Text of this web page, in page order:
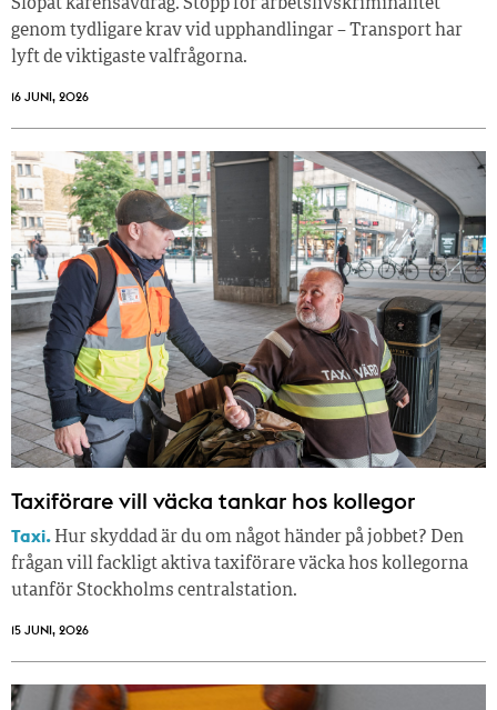
Slopat karensavdrag. Stopp för arbetslivskriminalitet
genom tydligare krav vid upphandlingar – Transport har
lyft de viktigaste valfrågorna.
16 JUNI, 2026
Taxiförare vill väcka tankar hos kollegor
Taxi. Hur skyddad är du om något händer på jobbet? Den
frågan vill fackligt aktiva taxiförare väcka hos kollegorna
utanför Stockholms centralstation.
15 JUNI, 2026